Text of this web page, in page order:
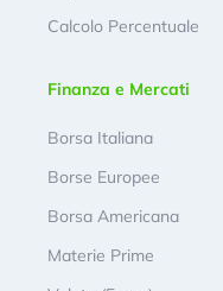
Calcolo Percentuale
Finanza e Mercati
Borsa Italiana
Borse Europee
Borsa Americana
Materie Prime